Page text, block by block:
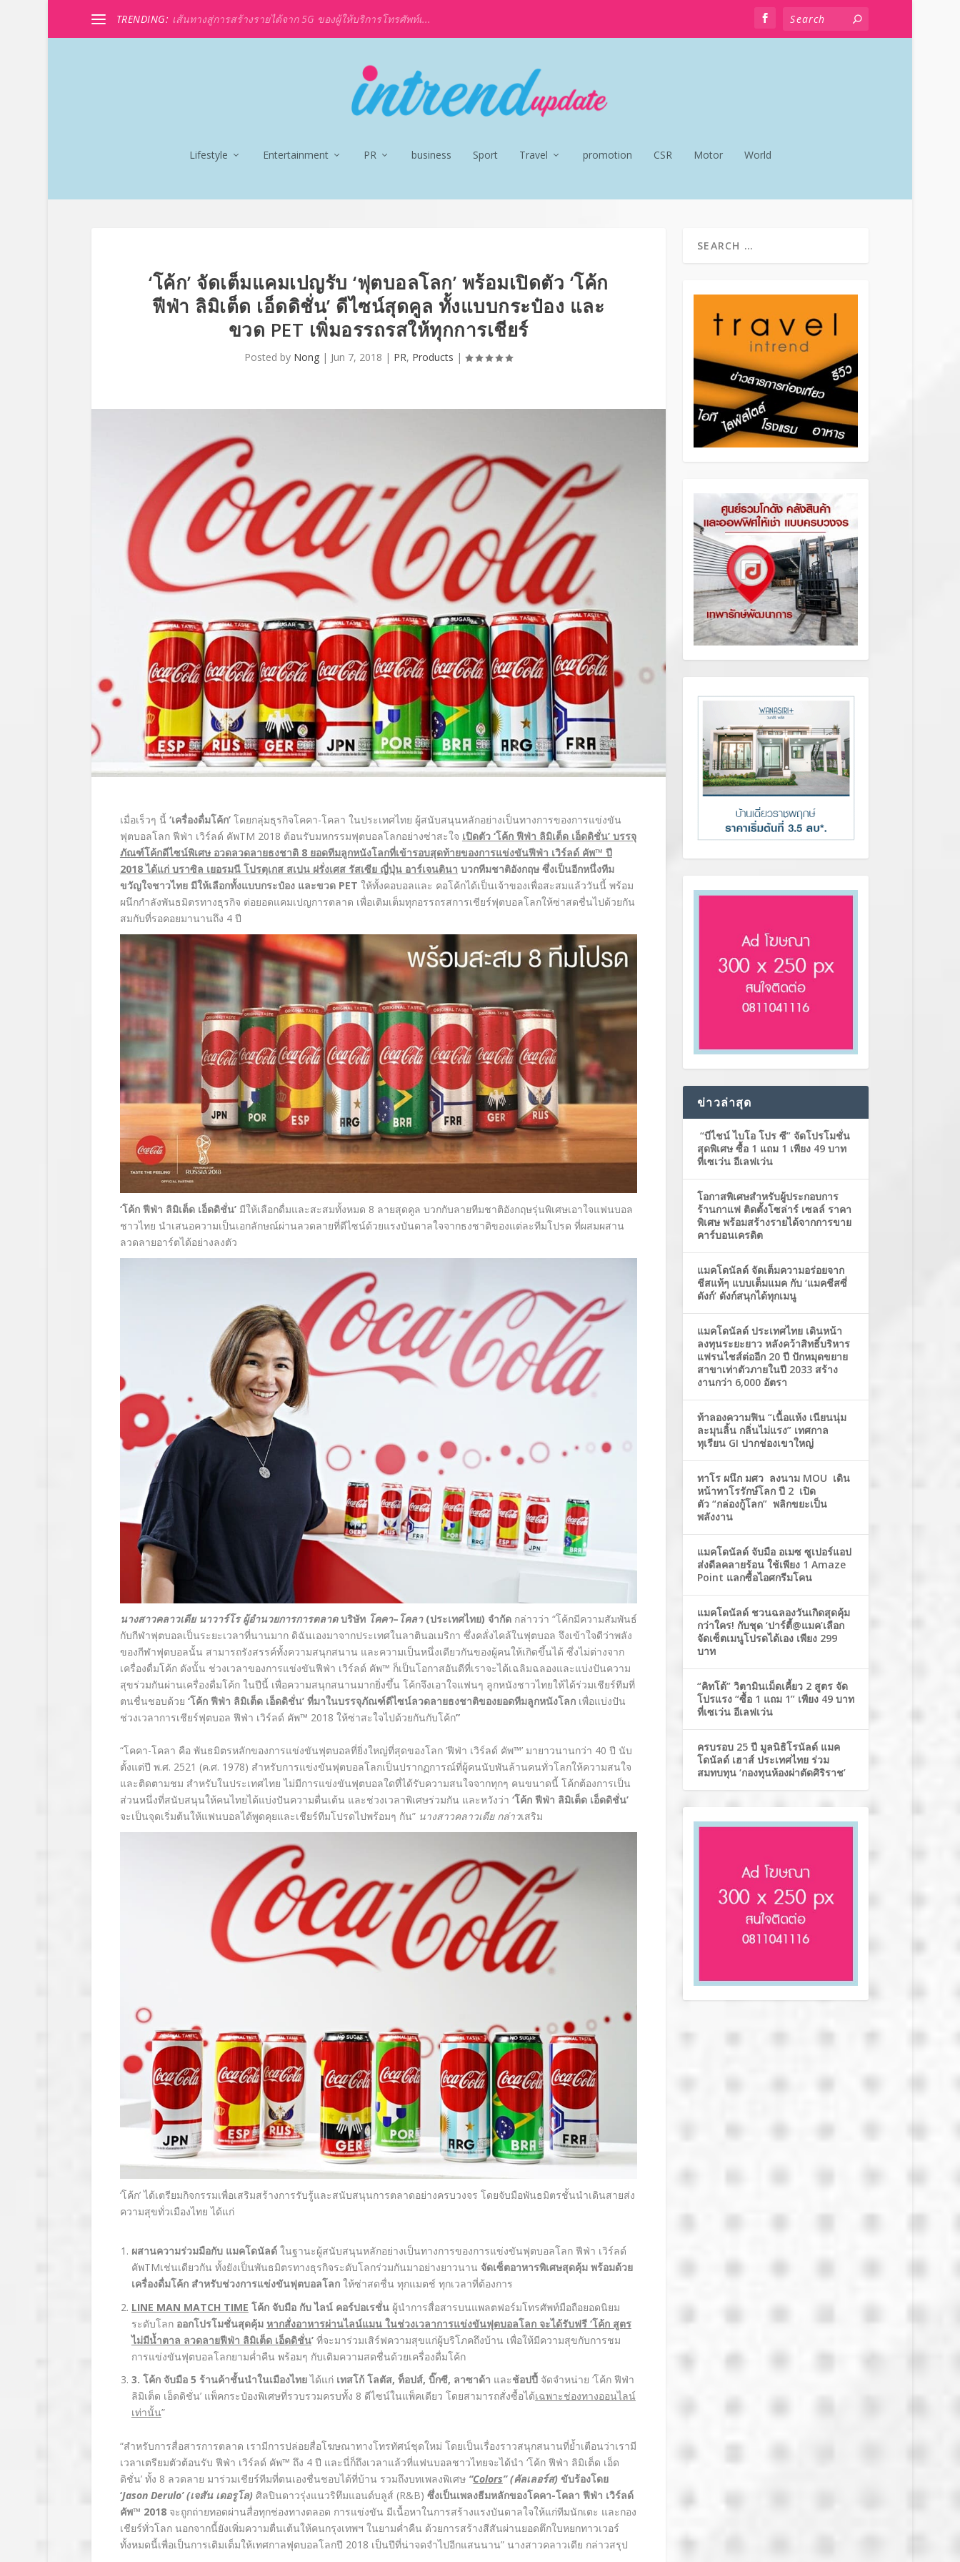
TRENDING: เส้นทางสู่การสร้างรายได้จาก 5G ของผู้ให้บริการโทรศัพท์เ...
Lifestyle Entertainment PR business Sport Travel promotion CSR Motor World
‘โค้ก’ จัดเต็มแคมเปญรับ ‘ฟุตบอลโลก’ พร้อมเปิดตัว ‘โค้ก
ฟีฟ่า ลิมิเต็ด เอ็ดดิชั่น’ ดีไซน์สุดคูล ทั้งแบบกระป๋อง และ
ขวด PET เพิ่มอรรถรสให้ทุกการเชียร์
Posted by Nong | Jun 7, 2018 | PR, Products |
เมื่อเร็วๆ นี้ ‘เครื่องดื่มโค้ก’โดยกลุ่มธุรกิจโคคา-โคลา ในประเทศไทย ผู้สนับสนุนหลักอย่างเป็นทางการของการแข่งขัน
ฟุตบอลโลก ฟีฟ่า เวิร์ลด์ คัพTM 2018 ต้อนรับมหกรรมฟุตบอลโลกอย่างซ่าสะใจ เปิดตัว ‘โค้ก ฟีฟ่า ลิมิเต็ด เอ็ดดิชั่น’ บรรจุ
ภัณฑ์โค้กดีไซน์พิเศษ อวดลวดลายธงชาติ 8 ยอดทีมลูกหนังโลกที่เข้ารอบสุดท้ายของการแข่งขันฟีฟ่า เวิร์ลด์ คัพ™ ปี
2018 ได้แก่ บราซิล เยอรมนี โปรตุเกส สเปน ฝรั่งเศส รัสเซีย ญี่ปุ่น อาร์เจนตินา บวกทีมชาติอังกฤษ ซึ่งเป็นอีกหนึ่งทีม
ขวัญใจชาวไทย มีให้เลือกทั้งแบบกระป๋อง และขวด PET ให้ทั้งคอบอลและ คอโค้กได้เป็นเจ้าของเพื่อสะสมแล้ววันนี้ พร้อม
ผนึกกำลังพันธมิตรทางธุรกิจ ต่อยอดแคมเปญการตลาด เพื่อเติมเต็มทุกอรรถรสการเชียร์ฟุตบอลโลกให้ซ่าสดชื่นไปด้วยกัน
สมกับที่รอคอยมานานถึง 4 ปี
‘โค้ก ฟีฟ่า ลิมิเต็ด เอ็ดดิชั่น’มีให้เลือกดื่มและสะสมทั้งหมด 8 ลายสุดคูล บวกกับลายทีมชาติอังกฤษรุ่นพิเศษเอาใจแฟนบอล
ชาวไทย นำเสนอความเป็นเอกลักษณ์ผ่านลวดลายที่ดีไซน์ด้วยแรงบันดาลใจจากธงชาติของแต่ละทีมโปรด ที่ผสมผสาน
ลวดลายอาร์ตได้อย่างลงตัว
นางสาวคลาวเดีย นาวาร์โร ผู้อำนวยการการตลาดบริษัท โคคา–โคลา(ประเทศไทย) จำกัด กล่าวว่า “โค้กมีความสัมพันธ์
กับกีฬาฟุตบอลเป็นระยะเวลาที่นานมาก ดิฉันเองมาจากประเทศในลาตินอเมริกา ซึ่งคลั่งไคล้ในฟุตบอล จึงเข้าใจดีว่าพลัง
ของกีฬาฟุตบอลนั้น สามารถรังสรรค์ทั้งความสนุกสนาน และความเป็นหนึ่งเดียวกันของผู้คนให้เกิดขึ้นได้ ซึ่งไม่ต่างจาก
เครื่องดื่มโค้ก ดังนั้น ช่วงเวลาของการแข่งขันฟีฟ่า เวิร์ลด์ คัพ™ ก็เป็นโอกาสอันดีที่เราจะได้เฉลิมฉลองและแบ่งปันความ
สุขร่วมกันผ่านเครื่องดื่มโค้ก ในปีนี้ เพื่อความสนุกสนานมากยิ่งขึ้น โค้กจึงเอาใจแฟนๆ ลูกหนังชาวไทยให้ได้ร่วมเชียร์ทีมที่
ตนชื่นชอบด้วย ‘โค้ก ฟีฟ่า ลิมิเต็ด เอ็ดดิชั่น’ ที่มาในบรรจุภัณฑ์ดีไซน์ลวดลายธงชาติของยอดทีมลูกหนังโลก เพื่อแบ่งปัน
ช่วงเวลาการเชียร์ฟุตบอล ฟีฟ่า เวิร์ลด์ คัพ™ 2018 ให้ซ่าสะใจไปด้วยกันกับโค้ก”
“โคคา-โคลา คือ พันธมิตรหลักของการแข่งขันฟุตบอลที่ยิ่งใหญ่ที่สุดของโลก ‘ฟีฟ่า เวิร์ลด์ คัพ™’ มายาวนานกว่า 40 ปี นับ
ตั้งแต่ปี พ.ศ. 2521 (ค.ศ. 1978) สำหรับการแข่งขันฟุตบอลโลกเป็นปรากฏการณ์ที่ผู้คนนับพันล้านคนทั่วโลกให้ความสนใจ
และติดตามชม สำหรับในประเทศไทย ไม่มีการแข่งขันฟุตบอลใดที่ได้รับความสนใจจากทุกๆ คนขนาดนี้ โค้กต้องการเป็น
ส่วนหนึ่งที่สนับสนุนให้คนไทยได้แบ่งปันความตื่นเต้น และช่วงเวลาพิเศษร่วมกัน และหวังว่า ‘โค้ก ฟีฟ่า ลิมิเต็ด เอ็ดดิชั่น’
จะเป็นจุดเริ่มต้นให้แฟนบอลได้พูดคุยและเชียร์ทีมโปรดไปพร้อมๆ กัน” นางสาวคลาวเดีย กล่าวเสริม
‘โค้ก’ ได้เตรียมกิจกรรมเพื่อเสริมสร้างการรับรู้และสนับสนุนการตลาดอย่างครบวงจร โดยจับมือพันธมิตรชั้นนำเดินสายส่ง
ความสุขทั่วเมืองไทย ได้แก่
ผสานความร่วมมือกับ แมคโดนัลด์ ในฐานะผู้สนับสนุนหลักอย่างเป็นทางการของการแข่งขันฟุตบอลโลก ฟีฟ่า เวิร์ลด์
คัพTMเช่นเดียวกัน ทั้งยังเป็นพันธมิตรทางธุรกิจระดับโลกร่วมกันมาอย่างยาวนาน จัดเซ็ตอาหารพิเศษสุดคุ้ม พร้อมด้วย
เครื่องดื่มโค้ก สำหรับช่วงการแข่งขันฟุตบอลโลกให้ซ่าสดชื่น ทุกแมตช์ ทุกเวลาที่ต้องการ
LINE MAN MATCH TIME โค้ก จับมือ กับ ไลน์ คอร์ปอเรชั่น ผู้นำการสื่อสารบนแพลตฟอร์มโทรศัพท์มือถือยอดนิยม
ระดับโลก ออกโปรโมชั่นสุดคุ้ม หากสั่งอาหารผ่านไลน์แมน ในช่วงเวลาการแข่งขันฟุตบอลโลก จะได้รับฟรี‘โค้ก สูตร
ไม่มีน้ำตาล ลวดลายฟีฟ่า ลิมิเต็ด เอ็ดดิชั่น’ ที่จะมาร่วมเสิร์ฟความสุขแก่ผู้บริโภคถึงบ้าน เพื่อให้มีความสุขกับการชม
การแข่งขันฟุตบอลโลกยามค่ำคืน พร้อมๆ กับเติมความสดชื่นด้วยเครื่องดื่มโค้ก
3. โค้ก จับมือ 5 ร้านค้าชั้นนำในเมืองไทยได้แก่ เทสโก้ โลตัส, ท็อปส์, บิ๊กซี, ลาซาด้า และช้อปปี้จัดจำหน่าย ‘โค้ก ฟีฟ่า
ลิมิเต็ด เอ็ดดิชั่น’ แพ็คกระป๋องพิเศษที่รวบรวมครบทั้ง 8 ดีไซน์ในแพ็คเดียว โดยสามารถสั่งซื้อได้เฉพาะช่องทางออนไลน์
เท่านั้น”
“สำหรับการสื่อสารการตลาด เรามีการปล่อยสื่อโฆษณาทางโทรทัศน์ชุดใหม่ โดยเป็นเรื่องราวสนุกสนานที่ย้ำเตือนว่าเรามี
เวลาเตรียมตัวต้อนรับ ฟีฟ่า เวิร์ลด์ คัพ™ ถึง 4 ปี และนี่ก็ถึงเวลาแล้วที่แฟนบอลชาวไทยจะได้นำ ‘โค้ก ฟีฟ่า ลิมิเต็ด เอ็ด
ดิชั่น’ ทั้ง 8 ลวดลาย มาร่วมเชียร์ทีมที่ตนเองชื่นชอบได้ที่บ้าน รวมถึงบทเพลงพิเศษ “Colors” (คัลเลอร์ส)ขับร้องโดย
‘Jason Derulo’ (เจสัน เดอรูโล)ศิลปินดาวรุ่งแนวริทึมแอนด์บลูส์ (R&B) ซึ่งเป็นเพลงธีมหลักของโคคา-โคลา ฟีฟ่า เวิร์ลด์
คัพ™ 2018จะถูกถ่ายทอดผ่านสื่อทุกช่องทางตลอด การแข่งขัน มีเนื้อหาในการสร้างแรงบันดาลใจให้แก่ทีมนักเตะ และกอง
เชียร์ทั่วโลก นอกจากนี้ยังเพิ่มความตื่นเต้นให้คนกรุงเทพฯ ในยามค่ำคืน ด้วยการสร้างสีสันผ่านยอดตึกใบหยกทาวเวอร์
ทั้งหมดนี้เพื่อเป็นการเติมเต็มให้เทศกาลฟุตบอลโลกปี 2018 เป็นปีที่น่าจดจำไปอีกแสนนาน” นางสาวคลาวเดีย กล่าวสรุป
ข่าวล่าสุด
“บีไชน์ ไบโอ โปร ซี” จัดโปรโมชั่น
สุดพิเศษ ซื้อ 1 แถม 1 เพียง 49 บาท
ที่เซเว่น อีเลฟเว่น
โอกาสพิเศษสำหรับผู้ประกอบการ
ร้านกาแฟ ติดตั้งโซล่าร์ เซลล์ ราคา
พิเศษ พร้อมสร้างรายได้จากการขาย
คาร์บอนเครดิต
แมคโดนัลด์ จัดเต็มความอร่อยจาก
ชีสแท้ๆ แบบเต็มแมค กับ ‘แมคชีสซี่
ดังก์’ ดังก์สนุกได้ทุกเมนู
แมคโดนัลด์ ประเทศไทย เดินหน้า
ลงทุนระยะยาว หลังคว้าสิทธิ์บริหาร
แฟรนไชส์ต่ออีก 20 ปี ปักหมุดขยาย
สาขาเท่าตัวภายในปี 2033 สร้าง
งานกว่า 6,000 อัตรา
ท้าลองความฟิน “เนื้อแห้ง เนียนนุ่ม
ละมุนลิ้น กลิ่นไม่แรง” เทศกาล
ทุเรียน GI ปากช่องเขาใหญ่
ทาโร ผนึก มศว ลงนาม MOU เดิน
หน้าทาโรรักษ์โลก ปี 2 เปิด
ตัว “กล่องกู้โลก” พลิกขยะเป็น
พลังงาน
แมคโดนัลด์ จับมือ อเมซ ซูเปอร์แอป
ส่งดีลคลายร้อน ใช้เพียง 1 Amaze
Point แลกซื้อไอศกรีมโคน
แมคโดนัลด์ ชวนฉลองวันเกิดสุดคุ้ม
กว่าใคร! กับชุด ‘ปาร์ตี้@แมค’เลือก
จัดเซ็ตเมนูโปรดได้เอง เพียง 299
บาท
“คิทโด้” วิตามินเม็ดเคี้ยว 2 สูตร จัด
โปรแรง “ซื้อ 1 แถม 1” เพียง 49 บาท
ที่เซเว่น อีเลฟเว่น
ครบรอบ 25 ปี มูลนิธิโรนัลด์ แมค
โดนัลด์ เฮาส์ ประเทศไทย ร่วม
สมทบทุน ‘กองทุนห้องผ่าตัดศิริราช’